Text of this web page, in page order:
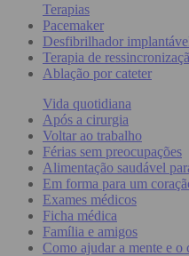
Terapias
Pacemaker
Desfibrilhador
Terapia de
Ablação por cateter
Vida quotidiana
Após a cirurgia
Voltar ao trabalho
Férias sem preocupações
Alimentação saudável
Em forma para um
Exames médicos
Ficha médica
Família e amigos
Como ajudar a mente e o